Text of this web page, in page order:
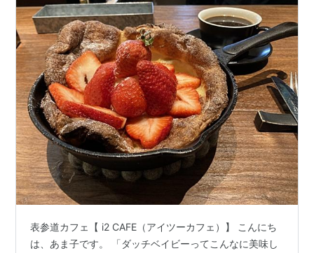
表参道カフェ【 i2 CAFE（アイツーカフェ）】 こんにち
は、あま子です。 「ダッチベイビーってこんなに美味し